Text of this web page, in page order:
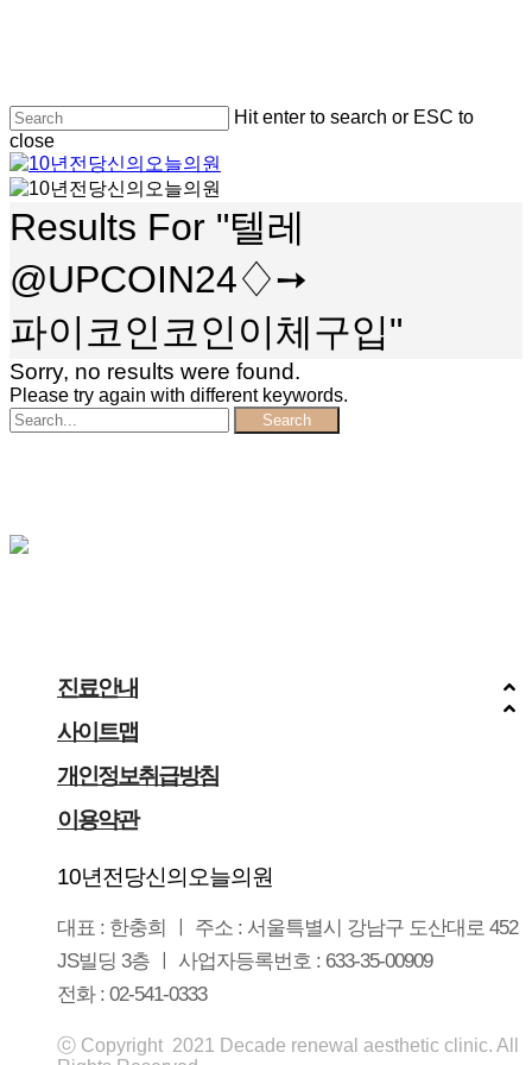
Hit enter to search or ESC to
close
Close
Search
search
Menu
Results For "텔레
@UPCOIN24♢➙
파이코인코인이체구입"
Sorry, no results were found.
Please try again with different keywords.
Search
진료안내
사이트맵
개인정보취급방침
이용약관
10년전당신의오늘의원
대표 : 한충희 ㅣ 주소 : 서울특별시 강남구 도산대로 452
JS빌딩 3층 ㅣ 사업자등록번호 : 633-35-00909
전화 : 02-541-0333
ⓒ Copyright 2021 Decade renewal aesthetic clinic. All